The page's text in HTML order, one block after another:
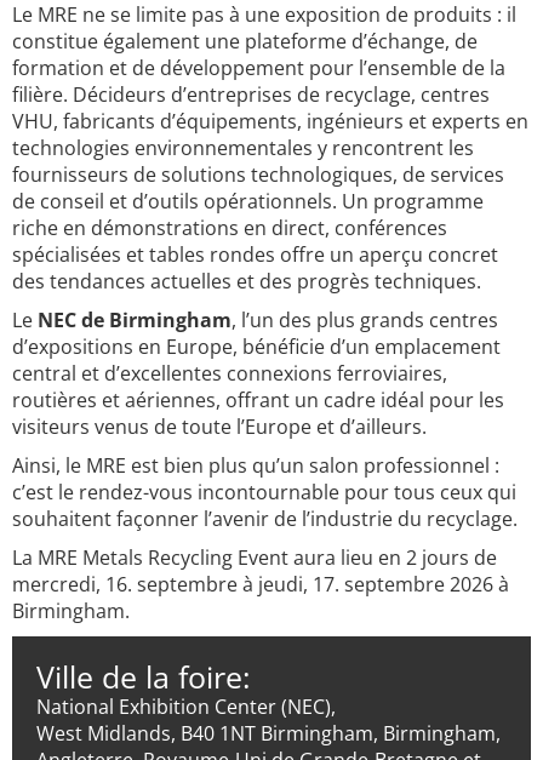
Le MRE ne se limite pas à une exposition de produits : il
constitue également une plateforme d’échange, de
formation et de développement pour l’ensemble de la
filière. Décideurs d’entreprises de recyclage, centres
VHU, fabricants d’équipements, ingénieurs et experts en
technologies environnementales y rencontrent les
fournisseurs de solutions technologiques, de services
de conseil et d’outils opérationnels. Un programme
riche en démonstrations en direct, conférences
spécialisées et tables rondes offre un aperçu concret
des tendances actuelles et des progrès techniques.
Le NEC de Birmingham, l’un des plus grands centres
d’expositions en Europe, bénéficie d’un emplacement
central et d’excellentes connexions ferroviaires,
routières et aériennes, offrant un cadre idéal pour les
visiteurs venus de toute l’Europe et d’ailleurs.
Ainsi, le MRE est bien plus qu’un salon professionnel :
c’est le rendez-vous incontournable pour tous ceux qui
souhaitent façonner l’avenir de l’industrie du recyclage.
La MRE Metals Recycling Event aura lieu en 2 jours de
mercredi, 16. septembre à jeudi, 17. septembre 2026 à
Birmingham.
Ville de la foire:
National Exhibition Center (NEC),
West Midlands, B40 1NT Birmingham, Birmingham,